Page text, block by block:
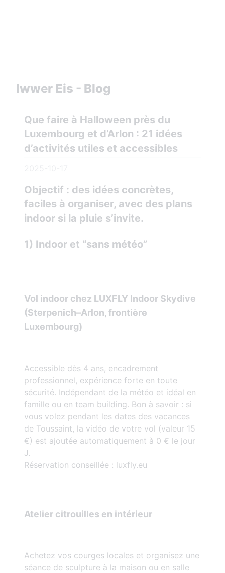
Iwwer Eis - Blog
Que faire à Halloween près du
Luxembourg et d’Arlon : 21 idées
d’activités utiles et accessibles
Objectif : des idées concrètes,
faciles à organiser, avec des plans
indoor si la pluie s’invite.
1) Indoor et “sans météo”
Vol indoor chez LUXFLY Indoor Skydive
(Sterpenich–Arlon, frontière
Luxembourg)
Accessible dès 4 ans, encadrement
professionnel, expérience forte en toute
sécurité. Indépendant de la météo et idéal en
famille ou en team building. Bon à savoir : si
vous volez pendant les dates des vacances
de Toussaint, la vidéo de votre vol (valeur 15
€) est ajoutée automatiquement à 0 € le jour
J.
Réservation conseillée : luxfly.eu
Atelier citrouilles en intérieur
Achetez vos courges locales et organisez une
séance de sculpture à la maison ou en salle